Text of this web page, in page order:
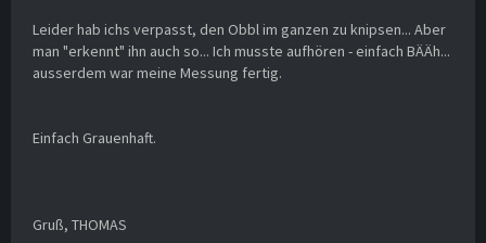
Leider hab ichs verpasst, den Obbl im ganzen zu knipsen... Aber
man "erkennt" ihn auch so... Ich musste aufhören - einfach BÄÄh...
ausserdem war meine Messung fertig.
Einfach Grauenhaft.
Gruß, THOMAS